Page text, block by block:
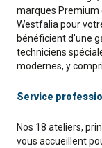
marques Premium
Westfalia pour
bénéficient d'une
techniciens
modernes, y
Service
Nos 18 ateliers,
vous accueillent